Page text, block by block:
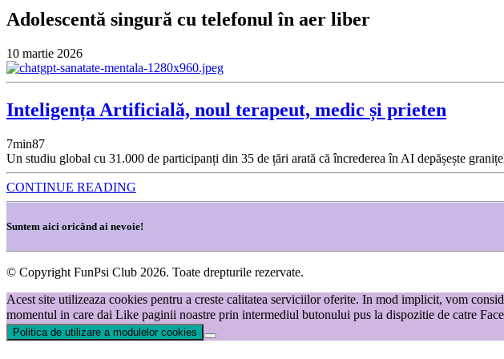
Adolescentă singură cu telefonul în aer liber
10 martie 2026
Inteligența Artificială, noul terapeut, medic și prieten
7min87
Un studiu global cu 31.000 de participanți din 35 de țări arată că încrederea în AI depășește
CONTINUE READING
Suntem aici oricând ai nevoie!
© Copyright FunPsi Club 2026. Toate drepturile rezervate.
Acest site utilizeaza cookies pentru a creste calitatea serviciilor oferite. In mod implicit, vom
momentul in care dai Like paginii noastre prin intermediul butonului pus la dispozitie de catre
Politica de utilizare a modulelor cookies